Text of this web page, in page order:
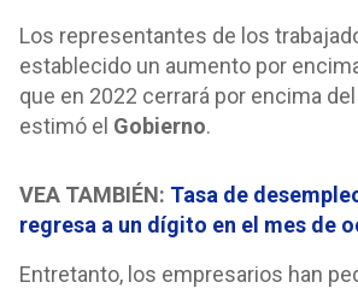
Los representantes de los
establecido un aumento por
que en 2022 cerrará por encima
estimó el Gobierno.
VEA TAMBIÉN: Tasa de
regresa a un dígito en el mes de
Entretanto, los empresarios han